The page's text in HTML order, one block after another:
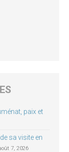
paix et
sa visite en
7, 2026